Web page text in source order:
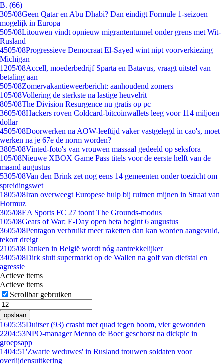
B. (66)
305/08Geen Qatar en Abu Dhabi? Dan eindigt Formule 1-seizoen
mogelijk in Europa
505/08Litouwen vindt opnieuw migrantentunnel onder grens met Wit-
Rusland
4505/08Progressieve Democraat El-Sayed wint nipt voorverkiezing
Michigan
1205/08Accell, moederbedrijf Sparta en Batavus, vraagt uitstel van
betaling aan
505/08Zomervakantieweerbericht: aanhoudend zomers
105/08Vollering de sterkste na lastige heuvelrit
805/08The Division Resurgence nu gratis op pc
3605/08Hackers roven Coldcard-bitcoinwallets leeg voor 114 miljoen
dollar
4505/08Doorwerken na AOW-leeftijd vaker vastgelegd in cao's, moet
werken na je 67e de norm worden?
3805/08Vinted-foto's van vrouwen massaal gedeeld op seksfora
105/08Nieuwe XBOX Game Pass titels voor de eerste helft van de
maand augustus
5305/08Van den Brink zet nog eens 14 gemeenten onder toezicht om
spreidingswet
1805/08Iran overweegt Europese hulp bij ruimen mijnen in Straat van
Hormuz
305/08EA Sports FC 27 toont The Grounds-modus
105/08Gears of War: E-Day open beta begint 6 augustus
3605/08Pentagon verbruikt meer raketten dan kan worden aangevuld,
tekort dreigt
2105/08Tanken in België wordt nóg aantrekkelijker
3405/08Dirk sluit supermarkt op de Wallen na golf van diefstal en
agressie
Actieve items
Actieve items
Scrollbar gebruiken
opslaan
1605:35Duitser (93) crasht met quad tegen boom, vier gewonden
2204:53NPO-manager Menno de Boer geschorst na dickpic in
groepsapp
1404:51'Zwarte weduwes' in Rusland trouwen soldaten voor
overlijdensuitkering